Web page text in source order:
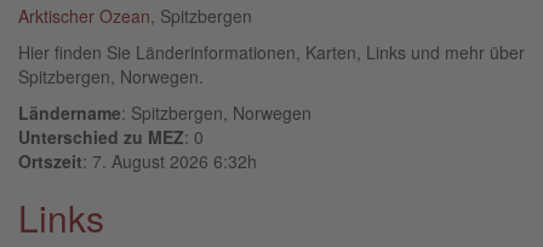
Arktischer Ozean , Spitzbergen
Hier finden Sie Länderinformationen, Karten, Links und mehr über
Spitzbergen, Norwegen.
Ländername: Spitzbergen, Norwegen
Unterschied zu MEZ: 0
Ortszeit: 7. August 2026 6:32h
Links